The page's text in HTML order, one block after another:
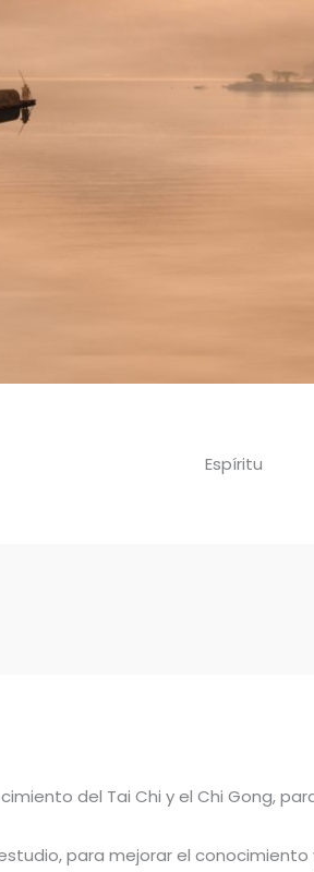
Espíritu
del Tai Chi y el Chi Gong,
para mejorar el